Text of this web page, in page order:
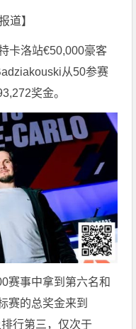
道】
卡洛站€50,000豪客
从50参赛
奖金。
赛事中拿到第六名和
赛的总奖金来到
行第三，仅次于